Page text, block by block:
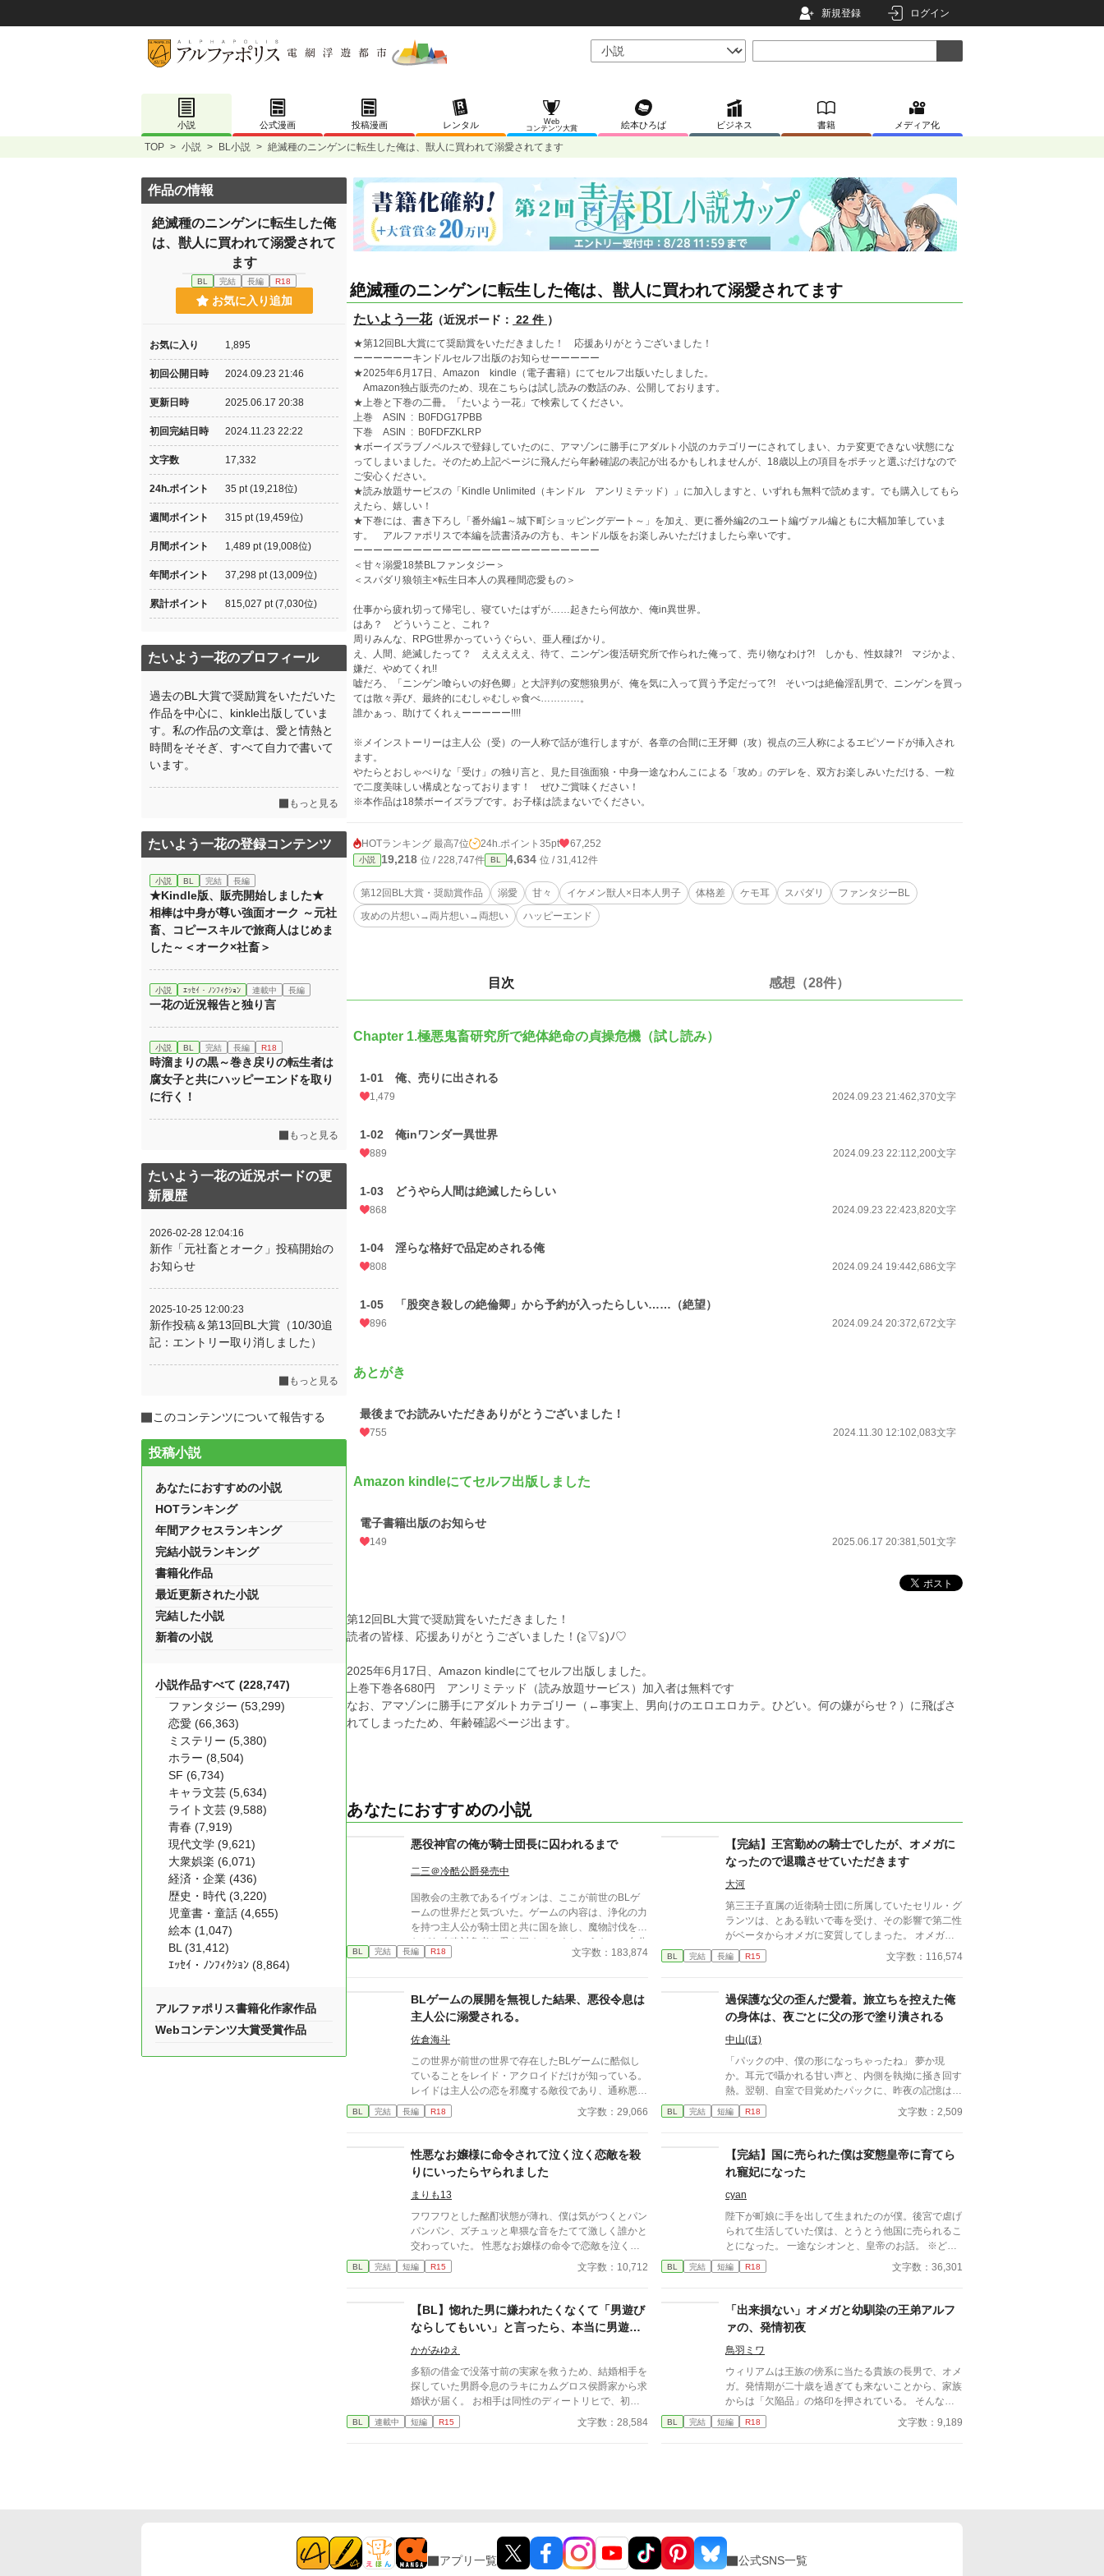
新規登録 ログイン
小説 公式漫画 投稿漫画 レンタル
Web
コンテンツ大賞
絵本ひろば ビジネス 書籍 メディア化
TOP > 小説 > BL小説 > 絶滅種のニンゲンに転生した俺は、獣人に買われて溺愛されてます
絶滅種のニンゲンに転生した俺は、獣人に買われて溺愛されてます
たいよう一花（近況ボード： 22 件 ）
★第12回BL大賞にて奨励賞をいただきました！ 応援ありがとうございました！
ーーーーーーキンドルセルフ出版のお知らせーーーーー
★2025年6月17日、Amazon kindle（電子書籍）にてセルフ出版いたしました。
Amazon独占販売のため、現在こちらは試し読みの数話のみ、公開しております。
★上巻と下巻の二冊。「たいよう一花」で検索してください。
上巻 ASIN ‏ : ‎ B0FDG17PBB
下巻 ASIN ‏ : ‎ B0FDFZKLRP
★ボーイズラブノベルスで登録していたのに、アマゾンに勝手にアダルト小説のカテゴリーにされてしまい、カテ変更できない状態にな
ってしまいました。そのため上記ページに飛んだら年齢確認の表記が出るかもしれませんが、18歳以上の項目をポチッと選ぶだけなので
ご安心ください。
★読み放題サービスの「Kindle Unlimited（キンドル アンリミテッド）」に加入しますと、いずれも無料で読めます。でも購入してもら
えたら、嬉しい！
★下巻には、書き下ろし「番外編1～城下町ショッピングデート～」を加え、更に番外編2のユート編ヴァル編ともに大幅加筆していま
す。 アルファポリスで本編を読書済みの方も、キンドル版をお楽しみいただけましたら幸いです。
ーーーーーーーーーーーーーーーーーーーーーーーーー
＜甘々溺愛18禁BLファンタジー＞
＜スパダリ狼領主×転生日本人の異種間恋愛もの＞
仕事から疲れ切って帰宅し、寝ていたはずが……起きたら何故か、俺in異世界。
はあ？ どういうこと、これ？
周りみんな、RPG世界かっていうぐらい、亜人種ばかり。
え、人間、絶滅したって？ えええええ、待て、ニンゲン復活研究所で作られた俺って、売り物なわけ?! しかも、性奴隷?! マジかよ、
嫌だ、やめてくれ!!
嘘だろ、「ニンゲン喰らいの好色卿」と大評判の変態狼男が、俺を気に入って買う予定だって?! そいつは絶倫淫乱男で、ニンゲンを買っ
ては散々弄び、最終的にむしゃむしゃ食べ…………。
誰かぁっ、助けてくれぇーーーーー!!!!
※メインストーリーは主人公（受）の一人称で話が進行しますが、各章の合間に王牙卿（攻）視点の三人称によるエピソードが挿入され
ます。
やたらとおしゃべりな「受け」の独り言と、見た目強面狼・中身一途なわんこによる「攻め」のデレを、双方お楽しみいただける、一粒
で二度美味しい構成となっております！ ぜひご賞味ください！
※本作品は18禁ボーイズラブです。お子様は読まないでください。
HOTランキング 最高7位 24h.ポイント 35pt 67,252
小説 19,218 位 / 228,747件 BL 4,634 位 / 31,412件
第12回BL大賞・奨励賞作品 溺愛 甘々 イケメン獣人×日本人男子 体格差 ケモ耳 スパダリ
ファンタジーBL
攻めの片想い→両片想い→両想い
ハッピーエンド
目次 感想（28件）
Chapter 1.極悪鬼畜研究所で絶体絶命の貞操危機（試し読み）
1-01 俺、売りに出される
1,479 2024.09.23 21:462,370文字
1-02 俺inワンダー異世界
889 2024.09.23 22:112,200文字
1-03 どうやら人間は絶滅したらしい
868 2024.09.23 22:423,820文字
1-04 淫らな格好で品定めされる俺
808 2024.09.24 19:442,686文字
1-05 「股突き殺しの絶倫卿」から予約が入ったらしい……（絶望）
896 2024.09.24 20:372,672文字
あとがき
最後までお読みいただきありがとうございました！
755 2024.11.30 12:102,083文字
Amazon kindleにてセルフ出版しました
電子書籍出版のお知らせ
149 2025.06.17 20:381,501文字
第12回BL大賞で奨励賞をいただきました！
読者の皆様、応援ありがとうございました！(≧▽≦)ﾉ♡
2025年6月17日、Amazon kindleにてセルフ出版しました。
上巻下巻各680円 アンリミテッド（読み放題サービス）加入者は無料です
なお、アマゾンに勝手にアダルトカテゴリー（←事実上、男向けのエロエロカテ。ひどい。何の嫌がらせ？）に飛ばさ
れてしまったため、年齢確認ページ出ます。
あなたにおすすめの小説
悪役神官の俺が騎士団長に囚われるまで
二三＠冷酷公爵発売中
国教会の主教であるイヴォンは、ここが前世のBLゲ
ームの世界だと気づいた。ゲームの内容は、浄化の力
を持つ主人公が騎士団と共に国を旅し、魔物討伐をし
ながら攻略対象者と愛を深めていくというもの。自分
は悪役神官であり、主人公が誰とも結ばれないノーマ
を画策をする。以前からイヴォンを嫌っている団長も
攻略対象者であり、気が進まないものの団長とも関わ
BL 完結 長編 R18 文字数：183,874
【完結】王宮勤めの騎士でしたが、オメガに
なったので退職させていただきます
大河
第三王子直属の近衛騎士団に所属していたセリル・グ
ランツは、とある戦いで毒を受け、その影響で第二性
がベータからオメガに変質してしまった。 オメガは
騎士団に所属してはならないという法に基づき、騎士
団を辞めることを決意するセリル。上司である第三王
が、特に引き留められるようなことはなかった。 地
方貴族である実家に戻ったセリルは、オメガになった
ことで見合い話を受けざるを得ない立場に。見合いに
全く乗り気でないセリルの元に、意外な人物から婚約
の申し入れが届く。それはかつての上司、レオンハル
トからの婚約の申し入れだった──
BL 完結 長編 R15 文字数：116,574
BLゲームの展開を無視した結果、悪役令息は
主人公に溺愛される。
佐倉海斗
この世界が前世の世界で存在したBLゲームに酷似し
ていることをレイド・アクロイドだけが知っている。
レイドは主人公の恋を邪魔する敵役であり、通称悪役
令息と呼ばれていた。そして破滅する運命にある。
……運命のとおりに生きるつもりはなく、主人公や主
卒業を迎えた。これで、自由な日々が手に入ると思っ
ていたのに。突然、主人公に告白をされてしまう。
BL 完結 長編 R18 文字数：29,066
過保護な父の歪んだ愛着。旅立ちを控えた俺
の身体は、夜ごとに父の形で塗り潰される
中山(ほ)
「パックの中、僕の形になっちゃったね」 夢か現
か。耳元で囁かれる甘い声と、内側を執拗に掻き回す
熱。翌朝、自室で目覚めたパックに、昨夜の記憶はな
い。ただ、疼くような下腹部の熱だけが残っていた。
相談しようと向かった相手こそが、自分を侵食してい
く。 このお話はムーンライトでも投稿してます〜
BL 完結 短編 R18 文字数：2,509
性悪なお嬢様に命令されて泣く泣く恋敵を殺
りにいったらヤられました
まりも13
フワフワとした酩酊状態が薄れ、僕は気がつくとパン
パンパン、ズチュッと卑猥な音をたてて激しく誰かと
交わっていた。 性悪なお嬢様の命令で恋敵を泣く泣
く殺りに行ったら逆にヤラれちゃった、ちょっとアホ
な子の話です。 （ムーンライトノベルにも掲載して
BL 完結 短編 R15 文字数：10,712
【完結】国に売られた僕は変態皇帝に育てら
れ寵妃になった
cyan
陛下が町娘に手を出して生まれたのが僕。後宮で虐げ
られて生活していた僕は、とうとう他国に売られるこ
とになった。 一途なシオンと、皇帝のお話。 ※どん
どん変態度が増すので苦手な方はお気を付けくださ
い。
BL 完結 短編 R18 文字数：36,301
【BL】惚れた男に嫌われたくなくて「男遊び
ならしてもいい」と言ったら、本当に男遊び
を始められて絶望している侯爵令息の話
かがみゆえ
多額の借金で没落寸前の実家を救うため、結婚相手を
探していた男爵令息のラキにカムグロス侯爵家から求
婚状が届く。 お相手は同性のディートリヒで、初対
面で歓迎されるどころか冷たく突き放されてしまう。
『必要最低限関わるな』 『愛人を作るな』 『男遊び
BL 連載中 短編 R15 文字数：28,584
「出来損ない」オメガと幼馴染の王弟アルフ
ァの、発情初夜
鳥羽ミワ
ウィリアムは王族の傍系に当たる貴族の長男で、オメ
ガ。発情期が二十歳を過ぎても来ないことから、家族
からは「欠陥品」の烙印を押されている。 そんなウ
ィリアムは、政略結婚の駒として国内の有力貴族へ嫁
ぐことが決まっていた。しかしその予定が一転し、幼
ルファポリス、pixivへ掲載しています
BL 完結 短編 R18 文字数：9,189
作品の情報
絶滅種のニンゲンに転生した俺
は、獣人に買われて溺愛されて
ます
BL 完結 長編 R18
お気に入り追加
お気に入り 1,895
初回公開日時 2024.09.23 21:46
更新日時 2025.06.17 20:38
初回完結日時 2024.11.23 22:22
文字数 17,332
24h.ポイント 35 pt (19,218位)
週間ポイント 315 pt (19,459位)
月間ポイント 1,489 pt (19,008位)
年間ポイント 37,298 pt (13,009位)
累計ポイント 815,027 pt (7,030位)
たいよう一花のプロフィール
過去のBL大賞で奨励賞をいただいた
作品を中心に、kinkle出版していま
す。私の作品の文章は、愛と情熱と
時間をそそぎ、すべて自力で書いて
います。
もっと見る
たいよう一花の登録コンテンツ
小説 BL 完結 長編
★Kindle版、販売開始しました★
相棒は中身が尊い強面オーク ～元社
畜、コピースキルで旅商人はじめま
した～＜オーク×社畜＞
小説 ｴｯｾｲ・ﾉﾝﾌｨｸｼｮﾝ 連載中 長編
一花の近況報告と独り言
小説 BL 完結 長編 R18
時溜まりの黒～巻き戻りの転生者は
腐女子と共にハッピーエンドを取り
に行く！
もっと見る
たいよう一花の近況ボードの更
新履歴
2026-02-28 12:04:16
新作「元社畜とオーク」投稿開始の
お知らせ
2025-10-25 12:00:23
新作投稿＆第13回BL大賞（10/30追
記：エントリー取り消しました）
もっと見る
このコンテンツについて報告する
投稿小説
あなたにおすすめの小説
HOTランキング
年間アクセスランキング
完結小説ランキング
書籍化作品
最近更新された小説
完結した小説
新着の小説
小説作品すべて (228,747)
ファンタジー (53,299)
恋愛 (66,363)
ミステリー (5,380)
ホラー (8,504)
SF (6,734)
キャラ文芸 (5,634)
ライト文芸 (9,588)
青春 (7,919)
現代文学 (9,621)
大衆娯楽 (6,071)
経済・企業 (436)
歴史・時代 (3,220)
児童書・童話 (4,655)
絵本 (1,047)
BL (31,412)
ｴｯｾｲ・ﾉﾝﾌｨｸｼｮﾝ (8,864)
アルファポリス書籍化作家作品
Webコンテンツ大賞受賞作品
アプリ一覧 公式SNS一覧